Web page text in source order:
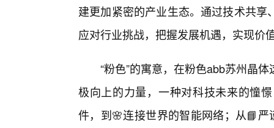
建更加紧密的产业生态。通过技术共
应对行业挑战，把握发展机遇，实现价
“粉色”的寓意，在粉色abb苏州晶
极向上的力量，一种对科技未来的憧
件，到🌸连接世界的智能网络；从📘